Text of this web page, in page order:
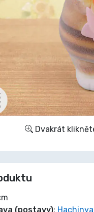
Dvakrát
(postavy):